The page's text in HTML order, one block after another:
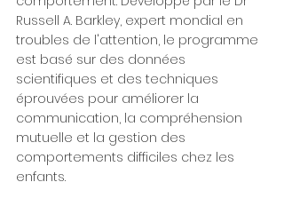
Russell A. Barkley, expert mondial en
troubles de l'attention, le programme
est basé sur des données
scientifiques et des techniques
éprouvées pour améliorer la
communication, la compréhension
mutuelle et la gestion des
comportements difficiles chez les
enfants.